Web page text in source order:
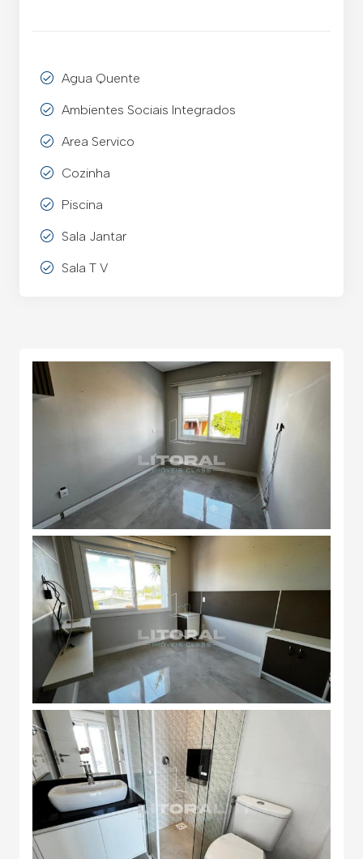
Agua Quente
Ambientes Sociais Integrados
Area Servico
Cozinha
Piscina
Sala Jantar
Sala T V